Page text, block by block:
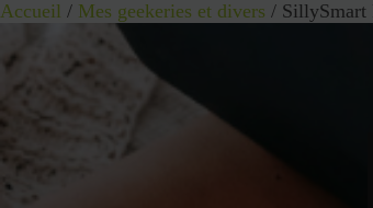
Accueil / Mes geekeries et divers / SillySmart